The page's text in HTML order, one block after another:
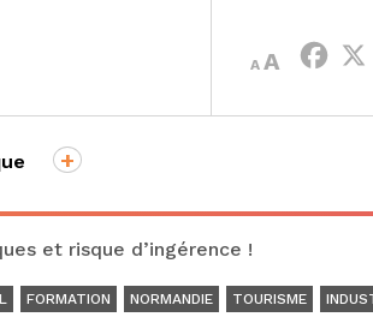
A
DECREASE
FONT
A
SIZE.
+
et risque d’ingérence !
FORMATION NORMANDIE TOURISME